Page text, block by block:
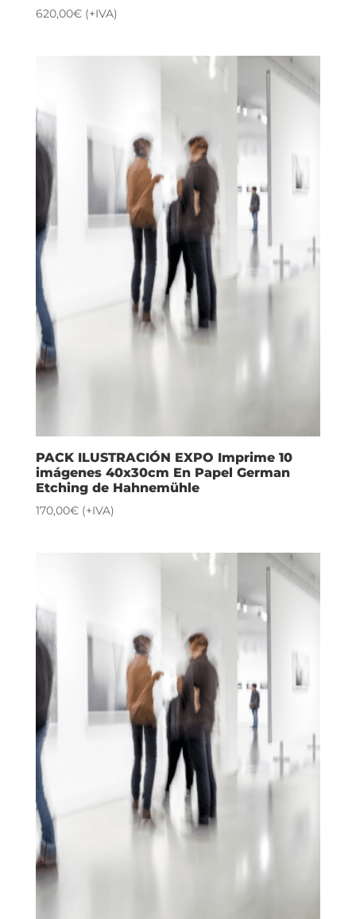
620,00€ (+IVA)
PACK ILUSTRACIÓN EXPO Imprime 10
imágenes 40x30cm En Papel German
Etching de Hahnemühle
170,00€ (+IVA)